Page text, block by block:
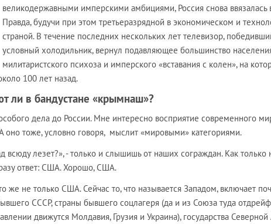
великодержавными имперскими амбициями, Россия снова ввязалась
Правда, будучи при этом третьеразрядной в экономическом и
страной. В течение последних нескольких лет телевизор,
условный холодильник, вернул подавляющее большинство
милитаристского психоза и имперского «вставания с колен», на
100 лет назад.
ли в бандустане «крымнаш»?
дела до России. Мне интересно восприятие современного
оно тоже, условно говоря, мыслит «мировыми» категориями.
всюду лезет?», - только и слышишь от наших сограждан. Как только
ответ: США. Хорошо, США.
же не только США. Сейчас то, что называется Западом, включает
СССР, страны бывшего соцлагеря (да и из Союза туда
движутся Молдавия, Грузия и Украина), государства